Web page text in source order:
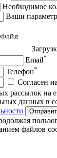
Необходимое
Ваши
Файл
Email*
Телефон*
Согласен
рассылок на
данных в
файлов